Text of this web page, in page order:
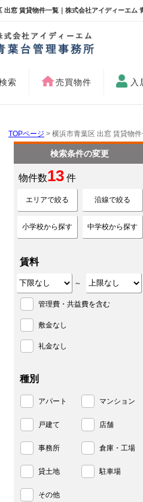
出窓 賃貸物件一覧｜株式会社アイディーエム
索 売買物件 入
TOPページ > 横浜市青葉区 出窓 賃貸物
検索条件の変更
物件数13 件
エリアで絞る 沿線で絞る
小学校から探す 中学校から探す
賃料
～
管理費・共益費を含む
敷金なし
礼金なし
種別
アパート マンション
戸建て 店舗
事務所 倉庫・工場
貸土地 駐車場
その他